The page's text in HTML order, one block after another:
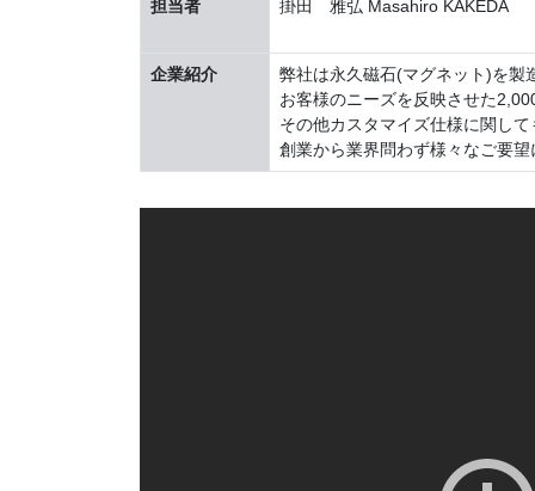
担当者 掛田 雅弘 Masahiro KAKEDA
企業紹介
弊社は永久磁石(マグネット)を製
お客様のニーズを反映させた
その他カスタマイズ仕様に関し
創業から業界問わず様々なご要